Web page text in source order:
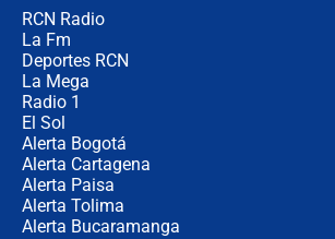
RCN Radio
La Fm
Deportes RCN
La Mega
Radio 1
El Sol
Alerta Bogotá
Alerta Cartagena
Alerta Paisa
Alerta Tolima
Alerta Bucaramanga